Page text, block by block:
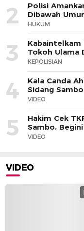
2
Polisi
Dibawah
HUKUM
3
Kabaintelkam
Tokoh Ulama
KEPOLISIAN
4
Kala Canda
Sidang
VIDEO
5
Hakim Cek
Sambo,
VIDEO
VIDEO